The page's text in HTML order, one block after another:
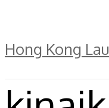
Hong Kong